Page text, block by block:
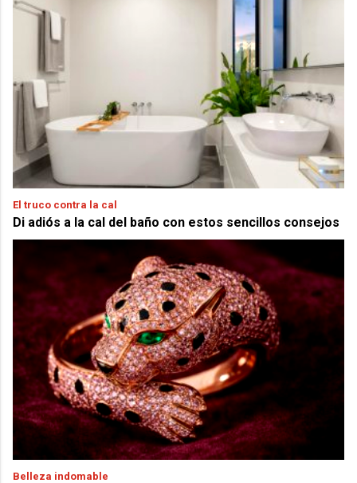
El truco contra la cal
Di adiós a la cal del baño con estos sencillos consejos
Belleza indomable